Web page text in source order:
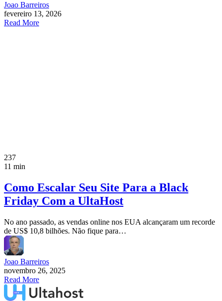
Joao Barreiros
fevereiro 13, 2026
Read More
237
11 min
Como Escalar Seu Site Para a Black
Friday Com a UltaHost
No ano passado, as vendas online nos EUA alcançaram um recorde
de US$ 10,8 bilhões. Não fique para…
Joao Barreiros
novembro 26, 2025
Read More